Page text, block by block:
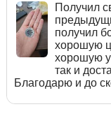
Получил
получил
хорошую
хорошую
так и
Благодарю и до